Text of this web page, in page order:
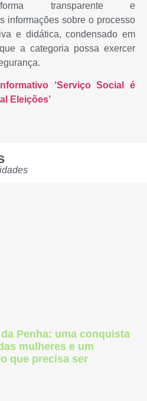
transparente e
informações sobre o processo
e didática, condensado em
a categoria possa exercer
‘Serviço Social é
Eleições’
Penha: uma conquista
mulheres e um
que precisa ser